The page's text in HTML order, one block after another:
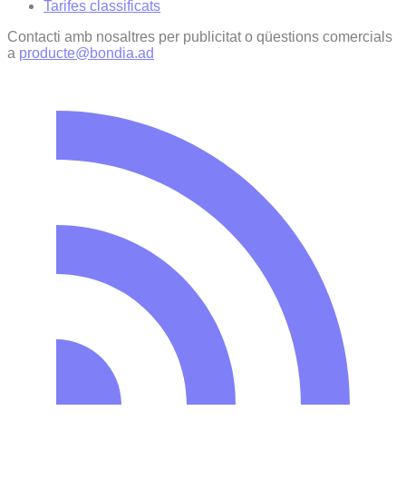
Tarifes classificats
Contacti amb nosaltres per publicitat o qüestions comercials
a producte@bondia.ad